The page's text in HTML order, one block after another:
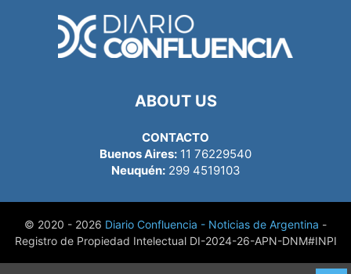
ABOUT US
CONTACTO
Buenos Aires: 11 76229540
Neuquén:299 4519103
© 2020 - 2026 Diario Confluencia - Noticias de Argentina -
Registro de Propiedad Intelectual DI-2024-26-APN-DNM#INPI